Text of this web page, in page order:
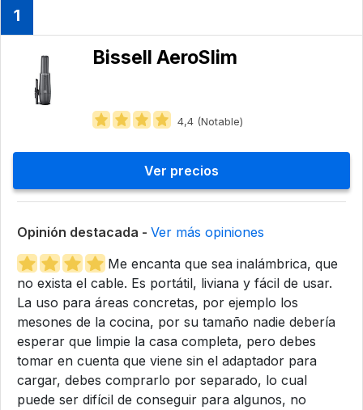
1
Bissell AeroSlim
4,4 (Notable)
Ver precios
Opinión destacada - Ver más opiniones
Me encanta que sea inalámbrica, que
no exista el cable. Es portátil, liviana y fácil de usar.
La uso para áreas concretas, por ejemplo los
mesones de la cocina, por su tamaño nadie debería
esperar que limpie la casa completa, pero debes
tomar en cuenta que viene sin el adaptador para
cargar, debes comprarlo por separado, lo cual
puede ser difícil de conseguir para algunos, no